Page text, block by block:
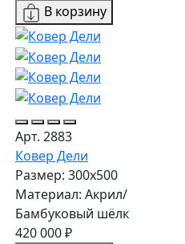
В корзину
Арт. 2883
Ковер Дели
Размер: 300х500
Материал: Акрил/
Бамбуковый шёлк
420 000 ₽